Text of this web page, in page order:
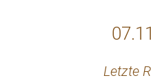
Letzte